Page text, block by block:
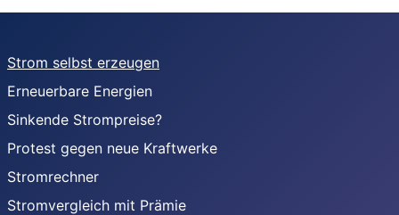
Strom selbst erzeugen
Erneuerbare Energien
Sinkende Strompreise?
Protest gegen neue Kraftwerke
Stromrechner
Stromvergleich mit Prämie